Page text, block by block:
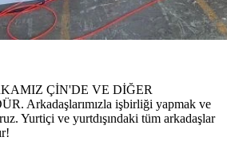
ÇİN'DE VE DİĞER
Arkadaşlarımızla işbirliği yapmak ve
Yurtiçi ve yurtdışındaki tüm arkadaşlar